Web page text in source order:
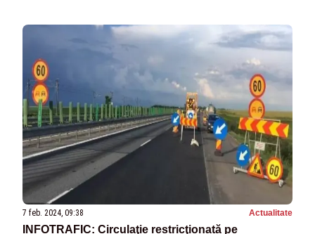
7 feb. 2024, 09:38 Actualitate
INFOTRAFIC: Circulaţie restricţionată pe